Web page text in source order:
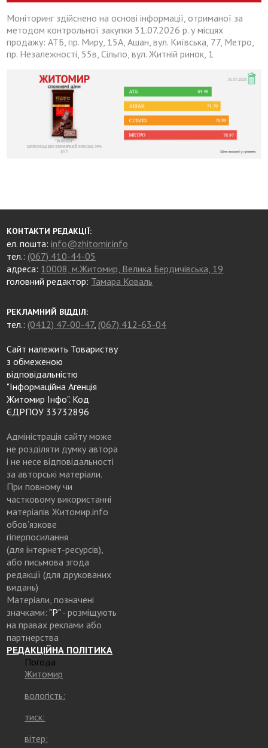
Моніторинг здійснено на основі інформації, отриманої за
методом контрольної закупки 31.07.2026 р. у місцях
продажу: АТБ, пр. Миру, 15А, Ашан, вул. Київська, 77, Метро,
пр. Незалежності, 55в, Сільпо, вул. Житній ринок, 1
КОНТАКТИ РЕДАКЦІЇ:
ел. пошта:info@zhitomir.info
тел.: (067) 410-44-05
адреса: 10008, м.Житомир, Велика Бердичівська, 19
головний редактор: Тамара Коваль
РЕКЛАМНИЙ ВІДДІЛ:
тел.: (0412) 47-00-47, (067) 412-63-04
Сайт належить Товариству
з обмеженою
відповідальністю
"Інформаційна Агенція
Житомир Інфо". Код
ЄДРПОУ 33732896
Адміністрація сайту може
не розділяти думку автора
і не несе відповідальності
за авторські матеріали.
При повному чи
частковому використанні
матеріалів Житомир.info
обов’язкове
гіперпосилання
(для інтернет-ресурсів),
або письмова згода
редакції (для друкованих
видань)
Матеріали, позначені
значками: "Р"- розміщують
на правах реклами або
партнерства
РЕДАКЦІЙНА ПОЛІТИКА
Погода
Житомир
вологість:
тиск:
вітер: